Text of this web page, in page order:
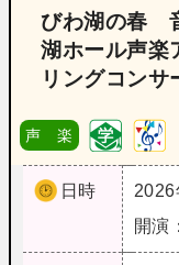
びわ湖の春
湖ホール声
リングコンサ
声 楽
日時
2026
開演